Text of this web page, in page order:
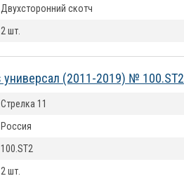
Двухсторонний скотч
2 шт.
универсал (2011-2019) № 100.ST2
Стрелка 11
Россия
100.ST2
2 шт.